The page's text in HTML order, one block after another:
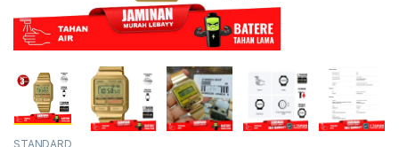
STANDARD